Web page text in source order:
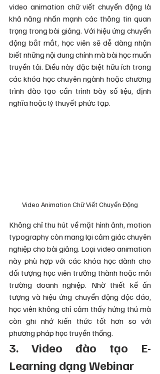
video animation chữ viết chuyển động là
khả năng nhấn mạnh các thông tin quan
trọng trong bài giảng. Với hiệu ứng chuyển
động bắt mắt, học viên sẽ dễ dàng nhận
biết những nội dung chính mà bài học muốn
truyền tải. Điều này đặc biệt hữu ích trong
các khóa học chuyên ngành hoặc chương
trình đào tạo cần trình bày số liệu, định
nghĩa hoặc lý thuyết phức tạp.
Video Animation Chữ Viết Chuyển Động
Không chỉ thu hút về mặt hình ảnh, motion
typography còn mang lại cảm giác chuyên
nghiệp cho bài giảng. Loại video animation
này phù hợp với các khóa học dành cho
đối tượng học viên trưởng thành hoặc môi
trường doanh nghiệp. Nhờ thiết kế ấn
tượng và hiệu ứng chuyển động độc đáo,
học viên không chỉ cảm thấy hứng thú mà
còn ghi nhớ kiến thức tốt hơn so với
phương pháp học truyền thống.
3. Video đào tạo E-
Learning dạng Webinar